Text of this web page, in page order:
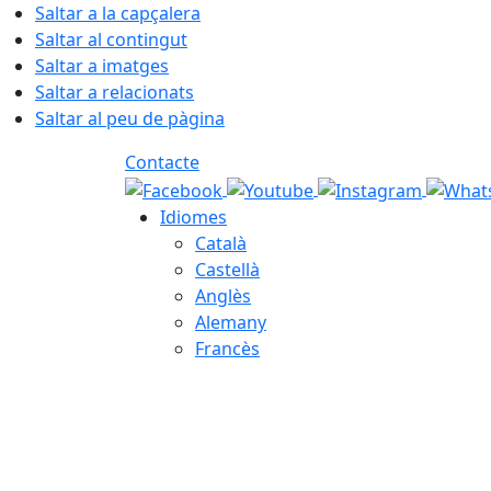
Saltar a la capçalera
Saltar al contingut
Saltar a imatges
Saltar a relacionats
Saltar al peu de pàgina
Contacte
Idiomes
Català
Castellà
Anglès
Alemany
Francès